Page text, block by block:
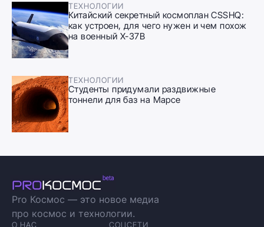
ТЕХНОЛОГИИ
Китайский секретный космоплан CSSHQ:
как устроен, для чего нужен и чем похож
на военный X-37B
ТЕХНОЛОГИИ
Студенты придумали раздвижные
тоннели для баз на Марсе
Pro Космос — это новое медиа
про космос и технологии.
О НАС СОЦСЕТИ